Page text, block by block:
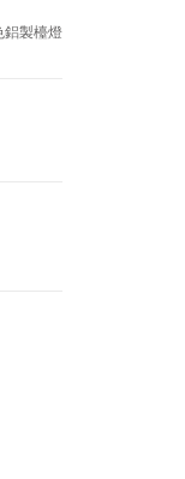
鋁製檯燈